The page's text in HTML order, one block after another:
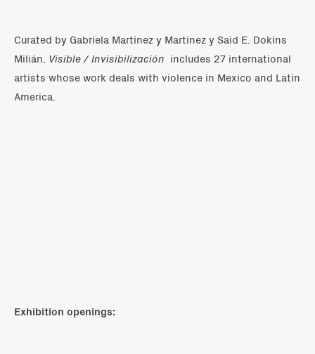
Curated by Gabriela Martínez y Martínez y Said E. Dokins
Milián, Visible / Invisibilización includes 27 international
artists whose work deals with violence in Mexico and Latin
America.
Exhibition openings: